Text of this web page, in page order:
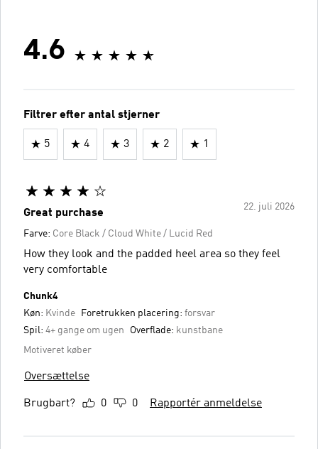
4.6
Filtrer efter antal stjerner
5 4 3 2 1
22. juli 2026
Great purchase
Farve: Core Black / Cloud White / Lucid Red
How they look and the padded heel area so they feel
very comfortable
Chunk4
Køn: Kvinde Foretrukken placering: forsvar
Spil: 4+ gange om ugen Overflade: kunstbane
Motiveret køber
Oversættelse
Brugbart? 0 0 Rapportér anmeldelse